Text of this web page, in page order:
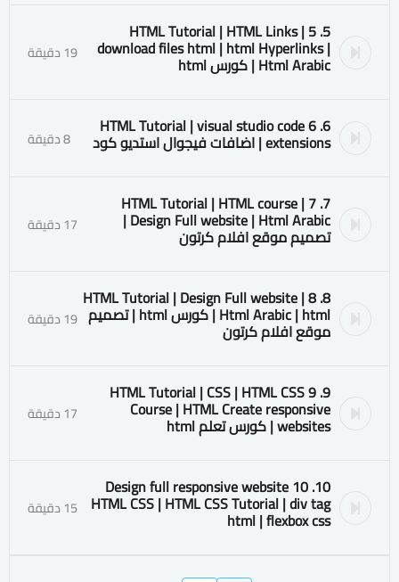
5. 5 HTML Tutorial | HTML Links |
download files html | html Hyperlinks |
Html Arabic | كورس html 19 دقيقة
6. 6 HTML Tutorial | visual studio code
extensions | اضافات فيجوال استديو كود 8 دقيقة
7. 7 HTML Tutorial | HTML course |
Design Full website | Html Arabic |
تصميم موقع افلام كرتون 17 دقيقة
8. 8 HTML Tutorial | Design Full website |
Html Arabic | html | كورس html | تصميم
موقع افلام كرتون 19 دقيقة
9. 9 HTML Tutorial | CSS | HTML CSS
Course | HTML Create responsive
websites | كورس تعلم html 17 دقيقة
10. 10 Design full responsive website
HTML CSS | HTML CSS Tutorial | div tag
html | flexbox css 15 دقيقة